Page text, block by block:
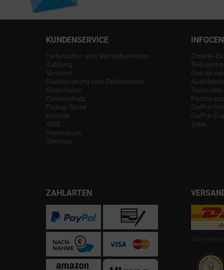
KUNDENSERVICE
Lieferzeiten und Verfügbarkeiten
Zahlung
Versand
Rücksendung und Reklamation
Gutscheine
Datenschutz
Pickup-Store
Kontakt
AGB
Impressum
Sitemap
Cookie-
Das ist
Teamrider
GoPro-
GoPro
Jobs
ZAHLARTEN